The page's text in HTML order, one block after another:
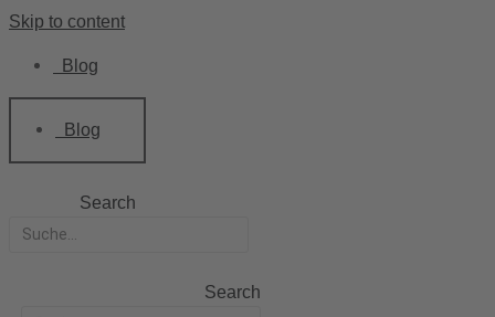
Skip to content
Blog
Blog
Search
Search